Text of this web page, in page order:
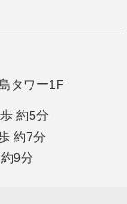
タワー1F
約5分
約7分
9分